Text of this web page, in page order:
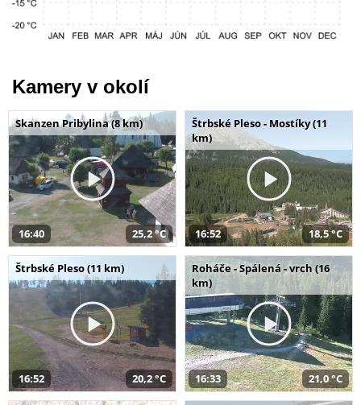
Kamery v okolí
Skanzen Pribylina (8 km)
16:40 25,2 °C
Štrbské Pleso - Mostíky (11
km)
16:52 18,5 °C
Štrbské Pleso (11 km)
16:52 20,2 °C
Roháče - Spálená - vrch (16
km)
16:33 21,0 °C